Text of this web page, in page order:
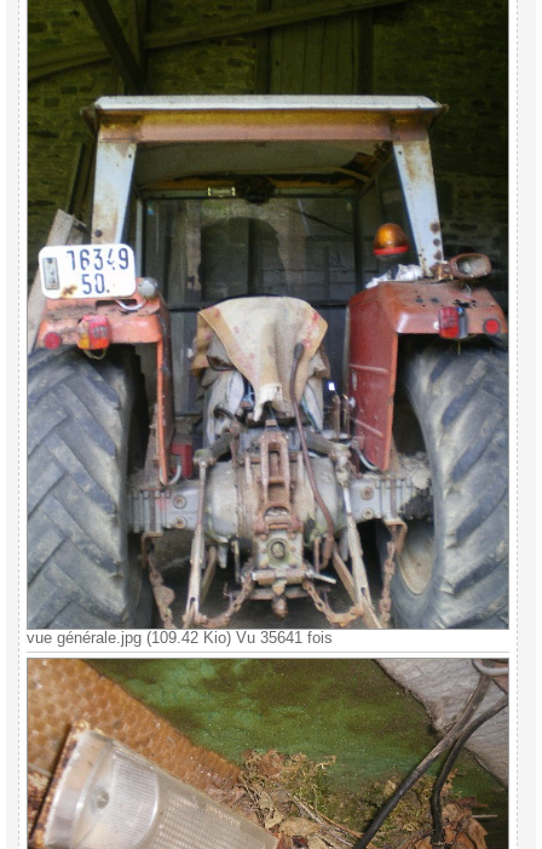
vue générale.jpg (109.42 Kio) Vu 35641 fois